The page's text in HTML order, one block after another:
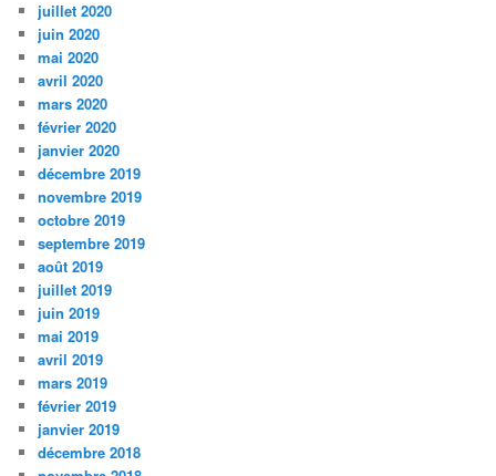
juillet 2020
juin 2020
mai 2020
avril 2020
mars 2020
février 2020
janvier 2020
décembre 2019
novembre 2019
octobre 2019
septembre 2019
août 2019
juillet 2019
juin 2019
mai 2019
avril 2019
mars 2019
février 2019
janvier 2019
décembre 2018